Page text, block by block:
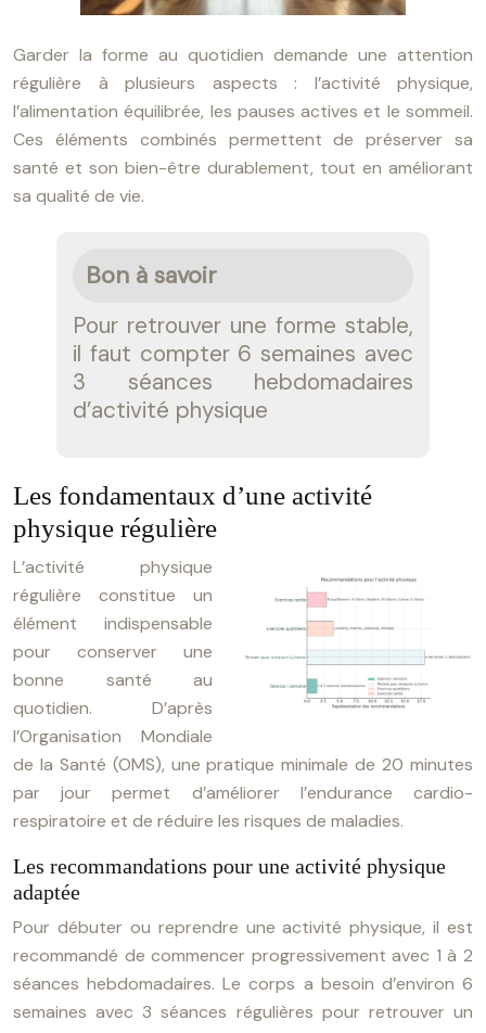
Garder la forme au quotidien demande une attention
régulière à plusieurs aspects : l’activité physique,
l’alimentation équilibrée, les pauses actives et le sommeil.
Ces éléments combinés permettent de préserver sa
santé et son bien-être durablement, tout en améliorant
sa qualité de vie.
Bon à savoir
Pour retrouver une forme stable,
il faut compter 6 semaines avec
3 séances hebdomadaires
d’activité physique
Les fondamentaux d’une activité
physique régulière
L’activité physique
régulière constitue un
élément indispensable
pour conserver une
bonne santé au
quotidien. D’après
l’Organisation Mondiale
de la Santé (OMS), une pratique minimale de 20 minutes
par jour permet d’améliorer l’endurance cardio-
respiratoire et de réduire les risques de maladies.
Les recommandations pour une activité physique
adaptée
Pour débuter ou reprendre une activité physique, il est
recommandé de commencer progressivement avec 1 à 2
séances hebdomadaires. Le corps a besoin d’environ 6
semaines avec 3 séances régulières pour retrouver un